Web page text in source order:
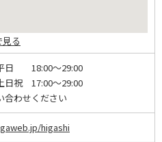
る
日 18:00～29:00
日祝 17:00～29:00
合わせください
higashi